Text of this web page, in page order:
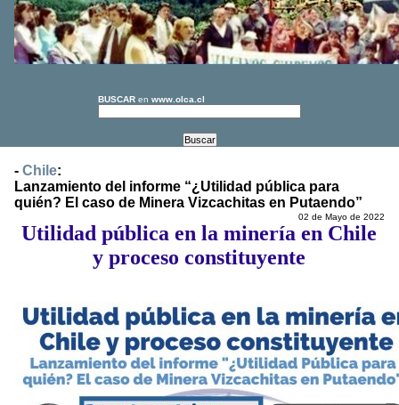
BUSCAR en www.olca.cl
- Chile:
Lanzamiento del informe “¿Utilidad pública para
quién? El caso de Minera Vizcachitas en Putaendo”
02 de Mayo de 2022
Utilidad pública en la minería en Chile
y proceso constituyente